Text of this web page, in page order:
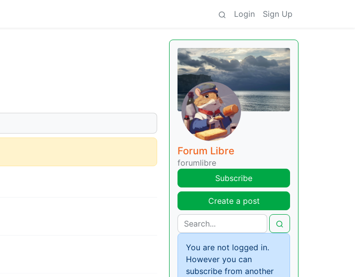
Login Sign Up
Forum Libre
forumlibre
Subscribe
Create a post
You are not logged in.
However you can
subscribe from another